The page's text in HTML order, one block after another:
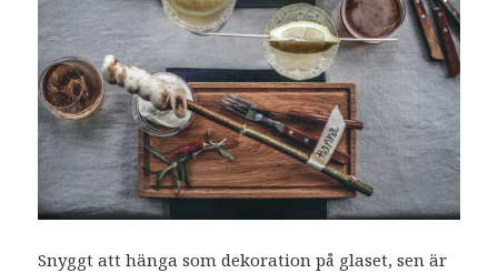
Snyggt att hänga som dekoration på glaset, sen är